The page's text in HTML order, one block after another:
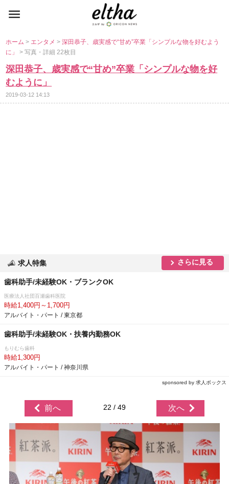
ホーム> エンタメ>深田恭子、歳実感で“甘め”卒業「シンプルな物を好むよう
に」> 写真・詳細 22枚目
深田恭子、歳実感で“甘め”卒業「シンプルな物を好
むように」
2019-03-12 14:13
求人特集 さらに見る
歯科助手/未経験OK・ブランクOK
医療法人社団百瀬歯科医院
時給1,400円～1,700円
アルバイト・パート / 東京都
歯科助手/未経験OK・扶養内勤務OK
もりむら歯科
時給1,300円
アルバイト・パート / 神奈川県
sponsored by 求人ボックス
前へ 22 / 49 次へ